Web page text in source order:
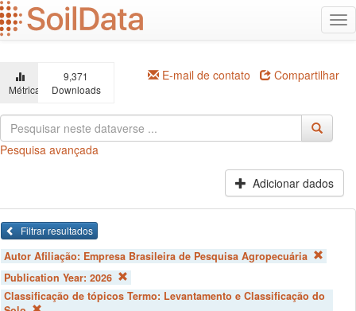
Ir
para
o
principal
Métricas
9,371
Downloads
E-mail de contato Compartilhar
Pesquisa avançada
Adicionar dados
Filtrar resultados
Autor Afiliação: Empresa Brasileira de Pesquisa Agropecuária
Publication Year: 2026
Classificação de tópicos Termo: Levantamento e Classificação do